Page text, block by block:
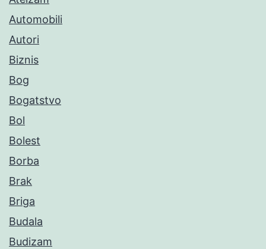
Automobili
Autori
Biznis
Bog
Bogatstvo
Bol
Bolest
Borba
Brak
Briga
Budala
Budizam